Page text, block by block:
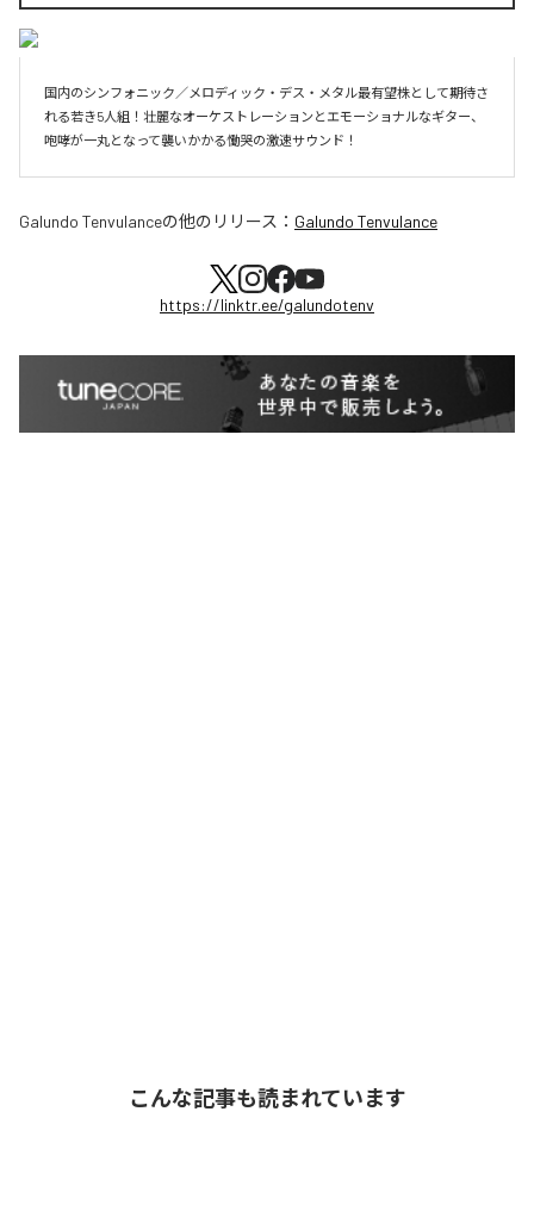
国内のシンフォニック／メロディック・デス・メタル最有望株として期待さ
れる若き5人組！壮麗なオーケストレーションとエモーショナルなギター、
咆哮が一丸となって襲いかかる慟哭の激速サウンド！
Galundo Tenvulanceの他のリリース： Galundo Tenvulance
https://linktr.ee/galundotenv
こんな記事も読まれています